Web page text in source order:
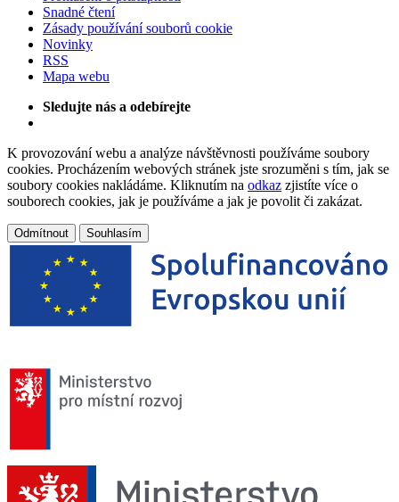
Snadné čtení
Zásady používání souborů cookie
Novinky
RSS
Mapa webu
Sledujte nás a odebírejte
K provozování webu a analýze návštěvnosti používáme soubory
cookies. Procházením webových stránek jste srozuměni s tím, jak se
soubory cookies nakládáme. Kliknutím na odkaz zjistíte více o
souborech cookies, jak je používáme a jak je povolit či zakázat.
Odmítnout Souhlasím